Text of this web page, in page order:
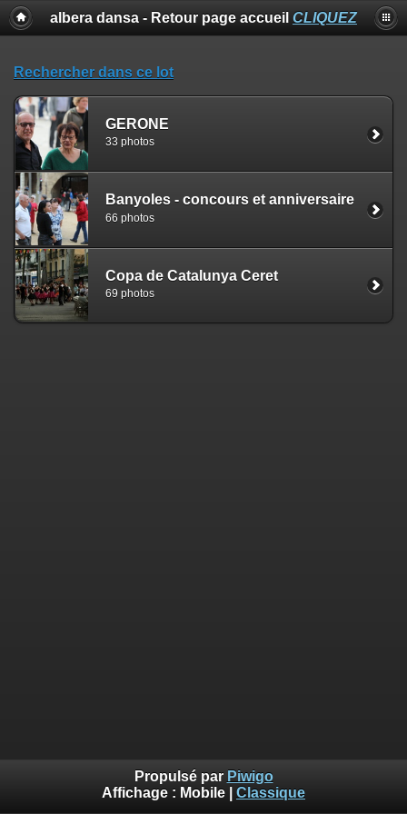
albera dansa - Retour page accueil CLIQUEZ
Rechercher dans ce lot
GERONE
33 photos
Banyoles - concours et anniversaire
66 photos
Copa de Catalunya Ceret
69 photos
Propulsé par Piwigo
Affichage : Mobile Classique